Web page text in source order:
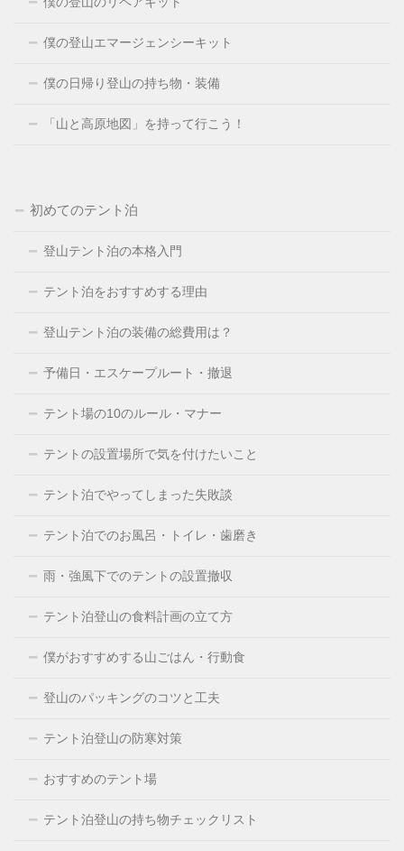
僕の登山エマージェンシーキット
僕の日帰り登山の持ち物・装備
「山と高原地図」を持って行こう！
初めてのテント泊
登山テント泊の本格入門
テント泊をおすすめする理由
登山テント泊の装備の総費用は？
予備日・エスケープルート・撤退
テント場の10のルール・マナー
テントの設置場所で気を付けたいこと
テント泊でやってしまった失敗談
テント泊でのお風呂・トイレ・歯磨き
雨・強風下でのテントの設置撤収
テント泊登山の食料計画の立て方
僕がおすすめする山ごはん・行動食
登山のパッキングのコツと工夫
テント泊登山の防寒対策
おすすめのテント場
テント泊登山の持ち物チェックリスト